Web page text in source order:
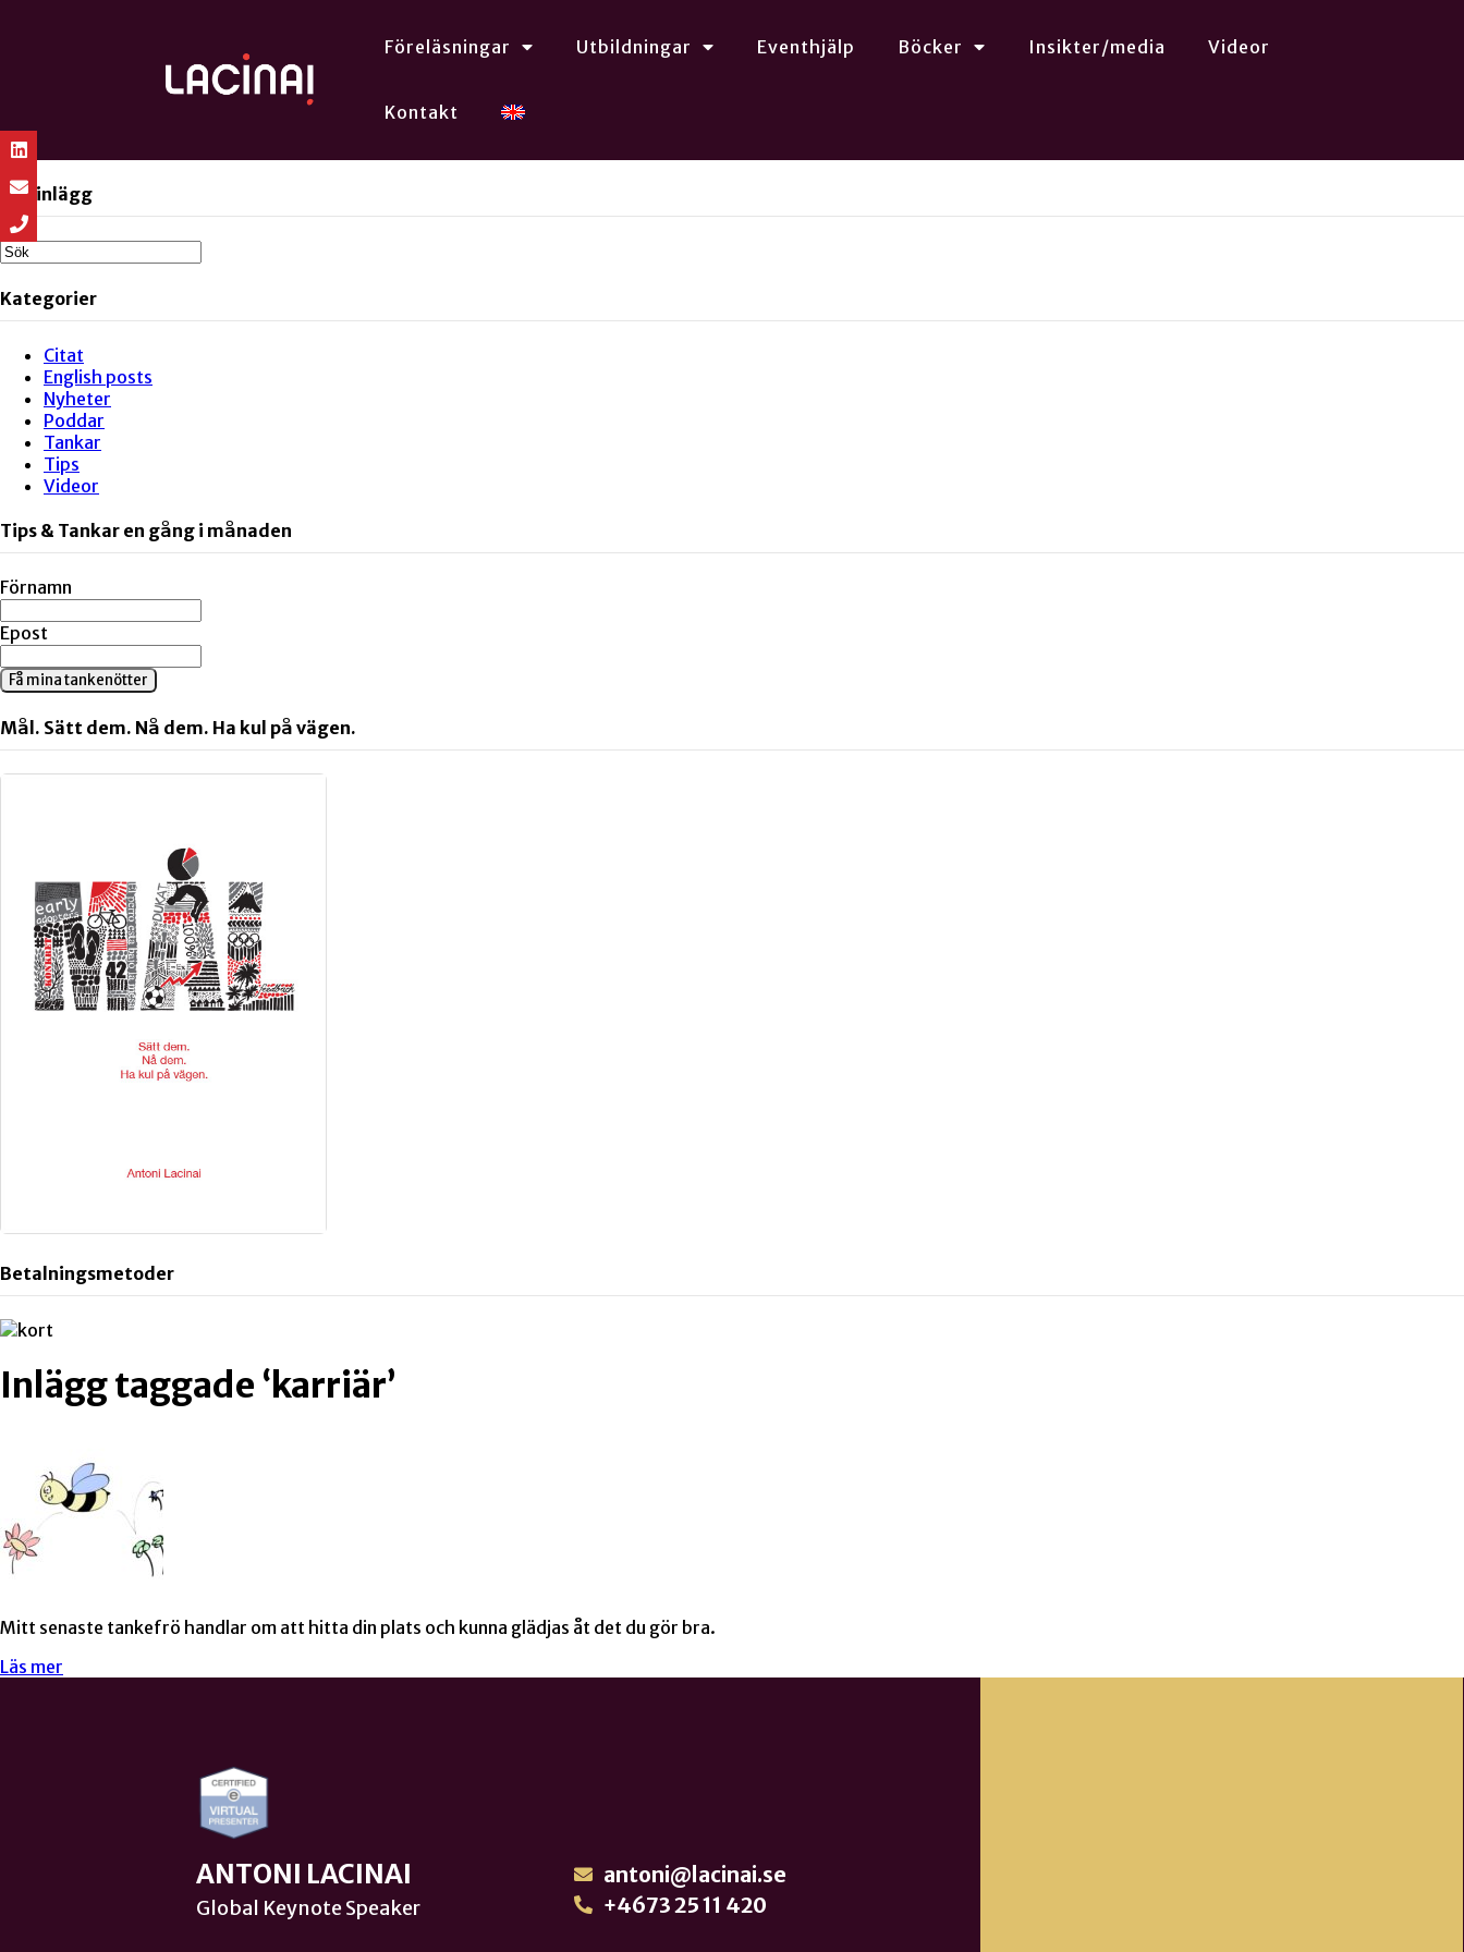
Föreläsningar Utbildningar Eventhjälp Böcker Insikter/media Videor
Kontakt
Sök inlägg
Kategorier
Citat
English posts
Nyheter
Poddar
Tankar
Tips
Videor
Tips & Tankar en gång i månaden
Förnamn
Epost
Få mina tankenötter
Mål. Sätt dem. Nå dem. Ha kul på vägen.
Betalningsmetoder
Inlägg taggade ‘karriär’
Mitt senaste tankefrö handlar om att hitta din plats och kunna glädjas åt det du gör bra.
Läs mer
ANTONI LACINAI
Global Keynote Speaker
antoni@lacinai.se
+4673 25 11 420